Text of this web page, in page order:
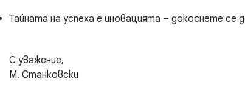
Тайната на успеха е иновацията – докоснете се
С уважение,
М. Станковски